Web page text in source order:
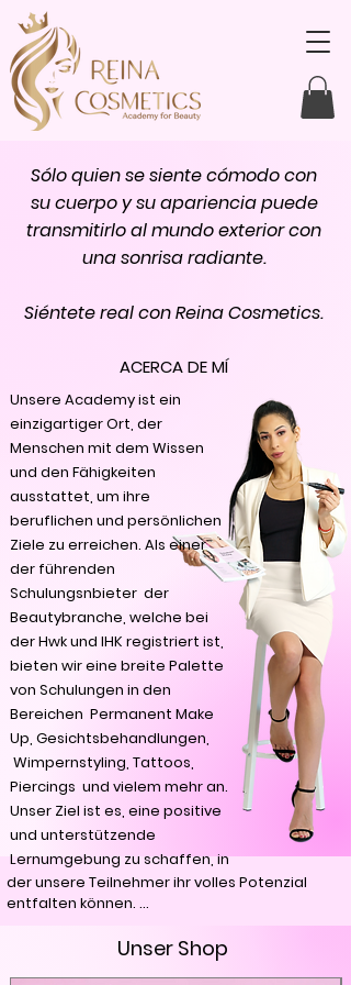
Sólo quien se siente cómodo con
su cuerpo y su apariencia puede
transmitirlo al mundo exterior con
una sonrisa radiante.
Siéntete real con Reina Cosmetics.
ACERCA DE MÍ
Unsere Academy ist ein
einzigartiger Ort, der
Menschen mit dem Wissen
und den Fähigkeiten
ausstattet, um ihre
beruflichen und persönlichen
Ziele zu erreichen. Als einer
der führenden
Schulungsnbieter der
Beautybranche, welche bei
der Hwk und IHK registriert ist,
bieten wir eine breite Palette
von Schulungen in den
Bereichen Permanent Make
Up, Gesichtsbehandlungen,
Wimpernstyling, Tattoos,
Piercings und vielem mehr an.
Unser Ziel ist es, eine positive
und unterstützende
Lernumgebung zu schaffen, in
der unsere Teilnehmer ihr volles Potenzial
entfalten können.
Die erfahrene mehrfach zertifizierte
Unser Shop